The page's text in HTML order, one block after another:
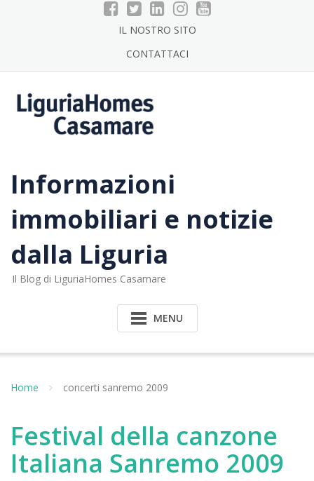
IL NOSTRO SITO
CONTATTACI
Informazioni
immobiliari e notizie
dalla Liguria
Il Blog di LiguriaHomes Casamare
MENU
Home concerti sanremo 2009
Festival della canzone
Italiana Sanremo 2009